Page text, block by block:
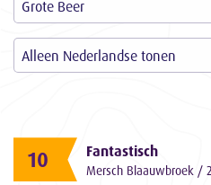
10 Fantastisch
Mersch Blaauwbroek /